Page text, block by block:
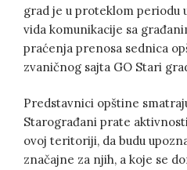
grad je u proteklom periodu
vida komunikacije sa
praćenja prenosa sednica
zvaničnog sajta GO Stari
Predstavnici opštine
Starograđani prate
ovoj teritoriji, da budu
značajne za njih, a koje se